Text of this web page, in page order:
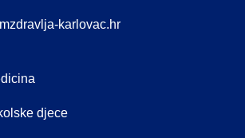
karlovac.hr
djece